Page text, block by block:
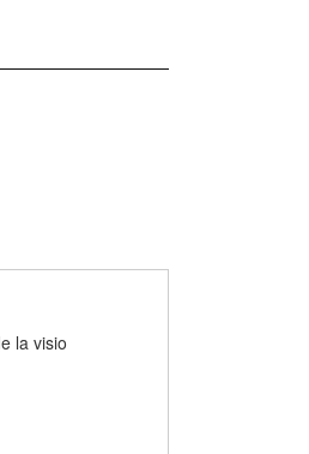
la visio